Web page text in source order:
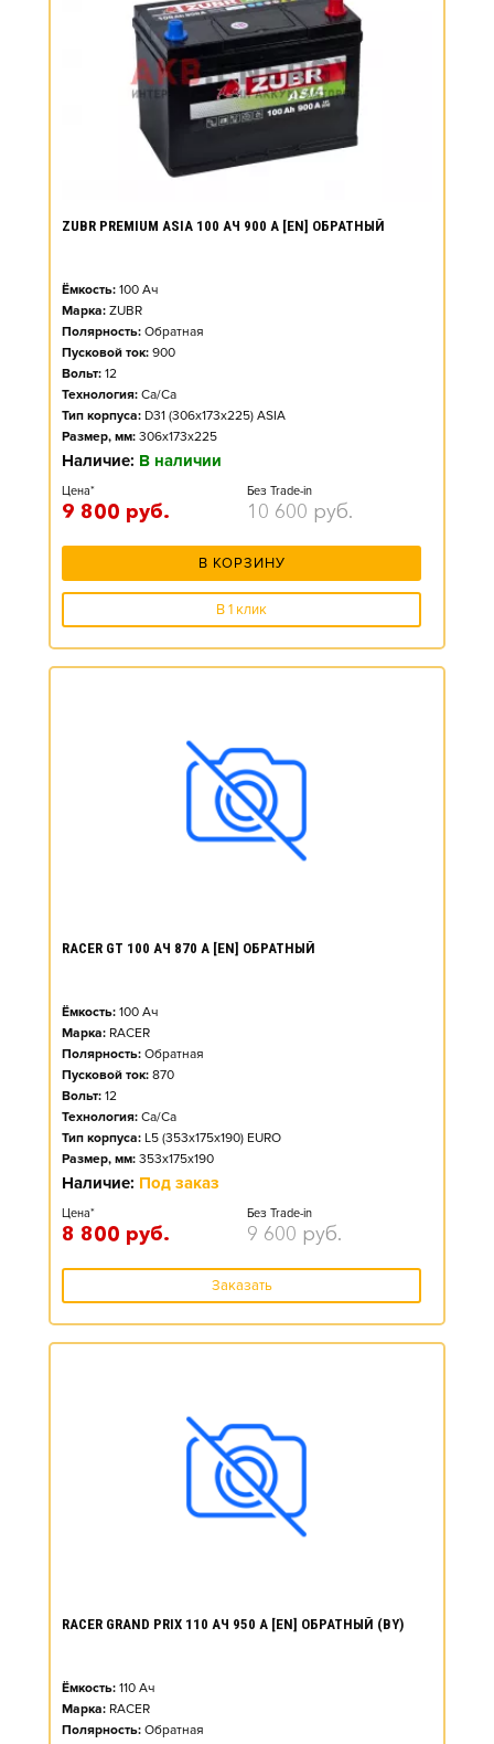
ZUBR PREMIUM ASIA 100 АЧ 900 А [EN] ОБРАТНЫЙ
Ёмкость: 100 Ач
Марка: ZUBR
Полярность: Обратная
Пусковой ток: 900
Вольт: 12
Технология: Ca/Ca
Тип корпуса: D31 (306x173x225) ASIA
Размер, мм: 306x173x225
Наличие: В наличии
Цена*
9 800 руб.
Без Trade-in
10 600 руб.
В КОРЗИНУ
В 1 клик
RACER GT 100 АЧ 870 А [EN] ОБРАТНЫЙ
Ёмкость: 100 Ач
Марка: RACER
Полярность: Обратная
Пусковой ток: 870
Вольт: 12
Технология: Ca/Ca
Тип корпуса: L5 (353x175x190) EURO
Размер, мм: 353x175x190
Наличие: Под заказ
Цена*
8 800 руб.
Без Trade-in
9 600 руб.
Заказать
RACER GRAND PRIX 110 АЧ 950 А [EN] ОБРАТНЫЙ (BY)
Ёмкость: 110 Ач
Марка: RACER
Полярность: Обратная